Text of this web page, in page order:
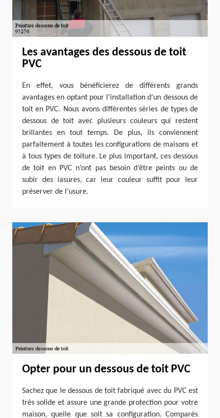
Les avantages des dessous de toit
PVC
En effet, vous bénéficierez de différents grands
avantages en optant pour l’installation d’un dessous de
toit en PVC. Nous avons différentes séries de types de
dessous de toit avec plusieurs couleurs qui restent
brillantes en tout temps. De plus, ils conviennent
parfaitement à toutes les configurations de maisons et
à tous types de toiture. Le plus important, ces dessous
de toit en PVC n’ont pas besoin d’être peints ou de
subir des lasures, car leur couleur suffit pour leur
préserver de l’usure.
Opter pour un dessous de toit PVC
Sachez que le dessous de toit fabriqué avec du PVC est
très solide et assure une grande protection pour votre
maison, quelle que soit sa configuration. Comparés